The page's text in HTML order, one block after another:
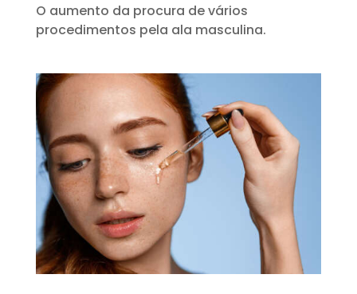
O aumento da procura de vários
procedimentos pela ala masculina.